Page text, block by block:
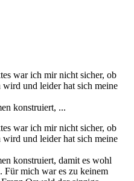
war ich mir nicht sicher, ob
und leider hat sich meine
konstruiert, ...
war ich mir nicht sicher, ob
und leider hat sich meine
konstruiert, damit es wohl
Für mich war es zu keinem